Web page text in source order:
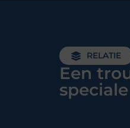
RELATIE
Een